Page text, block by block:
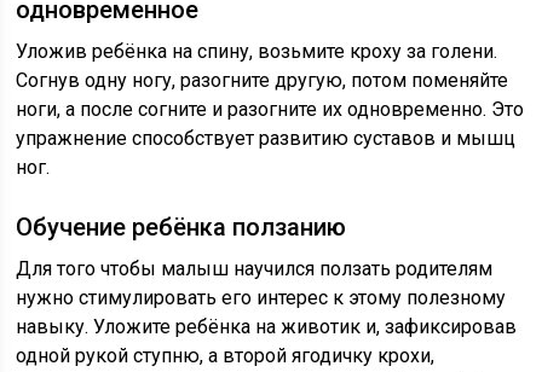
одновременное
Уложив ребёнка на спину, возьмите кроху за голени.
Согнув одну ногу, разогните другую, потом поменяйте
ноги, а после согните и разогните их одновременно. Это
упражнение способствует развитию суставов и мышц
ног.
Обучение ребёнка ползанию
Для того чтобы малыш научился ползать родителям
нужно стимулировать его интерес к этому полезному
навыку. Уложите ребёнка на животик и, зафиксировав
одной рукой ступню, а второй ягодичку крохи,